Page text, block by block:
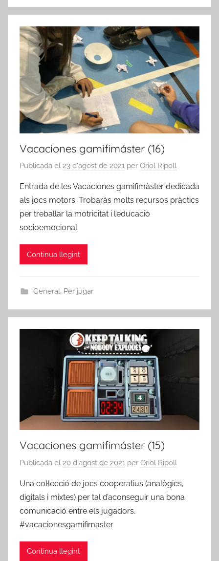
Vacaciones gamifimáster (16)
Publicada el 23 d'agost de 2021 per Oriol Ripoll
Entrada de les Vacaciones gamifimàster dedicada
als jocs motors. Trobaràs molts recursos pràctics
per treballar la motricitat i l’educació
socioemocional.
Continua llegint
General, Per jugar
Vacaciones gamifimáster (15)
Publicada el 20 d'agost de 2021 per Oriol Ripoll
Una col·lecció de jocs cooperatius (analògics,
digitals i mixtes) per tal d’aconseguir una bona
comunicació entre els jugadors.
#vacacionesgamifimaster
Continua llegint